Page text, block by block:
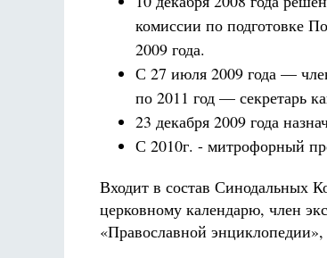
комиссии по подготовке
2009 года.
С 27 июля 2009 года —
по 2011 год — секретарь
23 декабря 2009 года
С 2010г. - митрофорный
Входит в состав Синодальных
церковному календарю, член
«Православной